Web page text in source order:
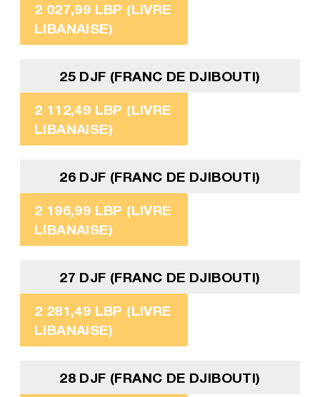
2 027,99 LBP (LIVRE
LIBANAISE)
25 DJF (FRANC DE DJIBOUTI)
2 112,49 LBP (LIVRE
LIBANAISE)
26 DJF (FRANC DE DJIBOUTI)
2 196,99 LBP (LIVRE
LIBANAISE)
27 DJF (FRANC DE DJIBOUTI)
2 281,49 LBP (LIVRE
LIBANAISE)
28 DJF (FRANC DE DJIBOUTI)